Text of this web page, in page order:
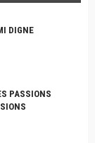
DIGNE
PASSIONS